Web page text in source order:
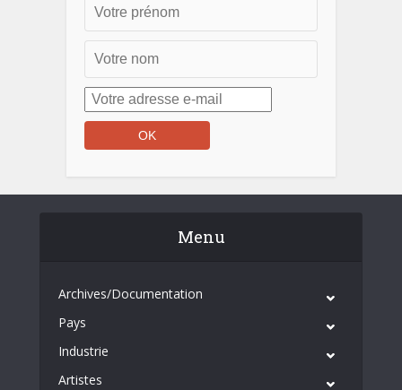
Menu
Archives/Documentation
Pays
Industrie
Artistes